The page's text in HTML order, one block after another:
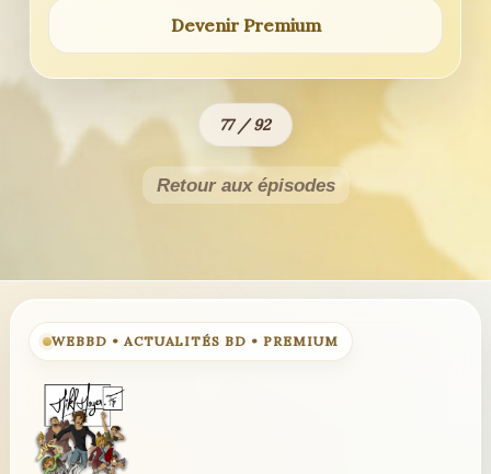
Devenir Premium
77 / 92
Retour aux épisodes
WEBBD • ACTUALITÉS BD • PREMIUM